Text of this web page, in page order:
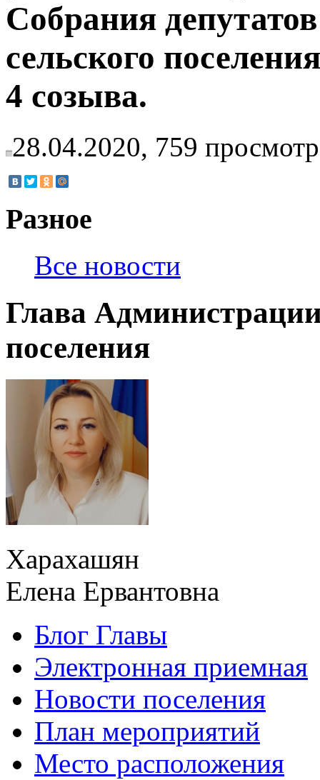
Собрания
сельского
4 созыва.
28.04.2020, 759
Разное
Все новости
Глава
поселения
Харахашян
Елена Ервантовна
Блог Главы
Электронная приемная
Новости поселения
План мероприятий
Место расположения